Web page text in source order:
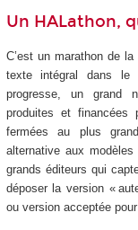
Un HALathon,
C’est un marathon de
texte intégral dans
progresse, un grand
produites et financées
fermées au plus
alternative aux
grands éditeurs qui
déposer la version «
ou version acceptée